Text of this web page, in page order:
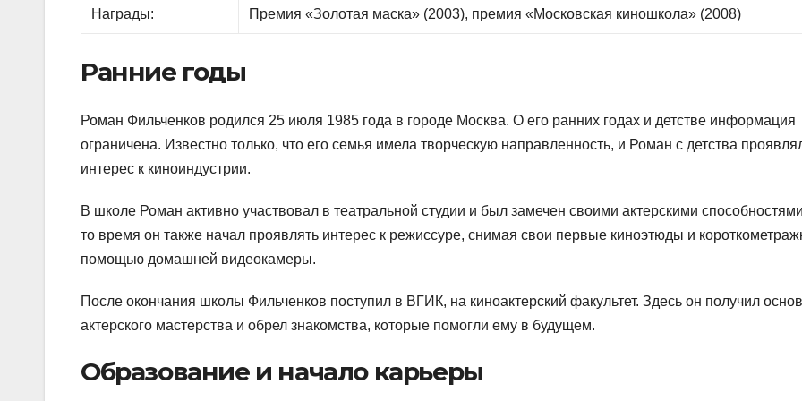
Награды: Премия «Золотая маска» (2003), премия «Московская киношкола» (2008)
Ранние годы
Роман Фильченков родился 25 июля 1985 года в городе Москва. О его ранних годах и детстве информация
ограничена. Известно только, что его семья имела творческую направленность, и Роман с детства
интерес к киноиндустрии.
В школе Роман активно участвовал в театральной студии и был замечен своими актерскими
то время он также начал проявлять интерес к режиссуре, снимая свои первые киноэтюды и
помощью домашней видеокамеры.
После окончания школы Фильченков поступил в ВГИК, на киноактерский факультет. Здесь он получил
актерского мастерства и обрел знакомства, которые помогли ему в будущем.
Образование и начало карьеры